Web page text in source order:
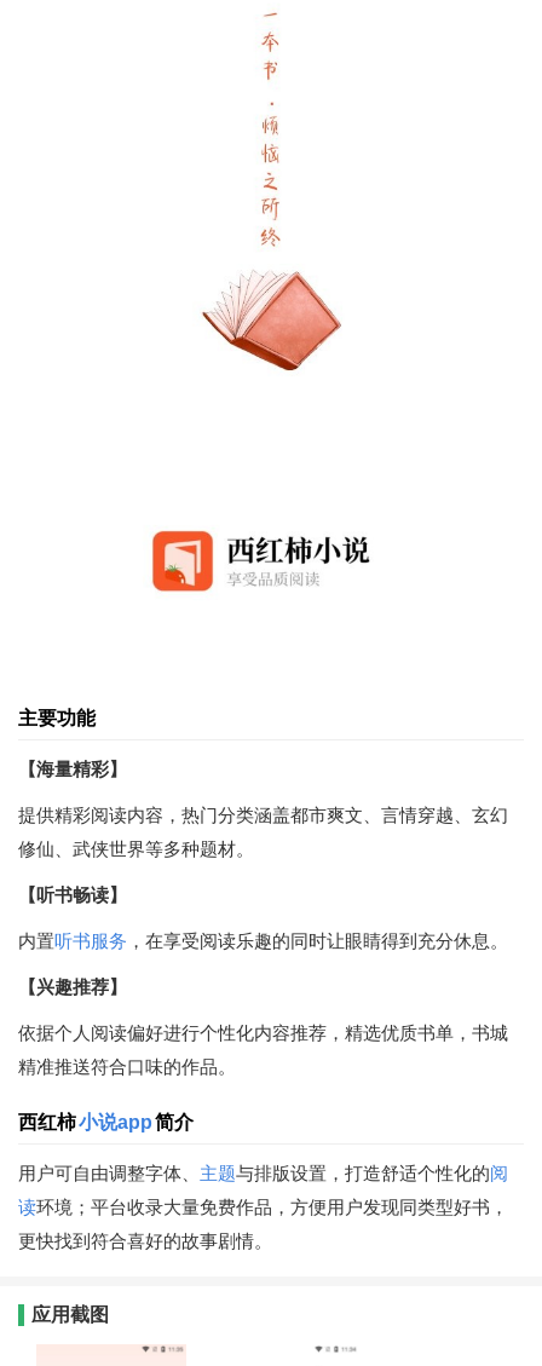
主要功能
【海量精彩】
提供精彩阅读内容，热门分类涵盖都市爽文、言情穿越、玄幻
修仙、武侠世界等多种题材。
【听书畅读】
内置听书服务 ，在享受阅读乐趣的同时让眼睛得到充分休息。
【兴趣推荐】
依据个人阅读偏好进行个性化内容推荐，精选优质书单，书城
精准推送符合口味的作品。
西红柿小说app简介
用户可自由调整字体、 主题与排版设置，打造舒适个性化的阅
读环境；平台收录大量免费作品，方便用户发现同类型好书，
更快找到符合喜好的故事剧情。
应用截图